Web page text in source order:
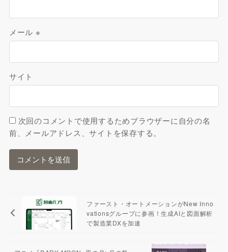
メール ※
サイト
次回のコメントで使用するためブラウザーに自分の名
前、メールアドレス、サイトを保存する。
ファースト・オートメーションがNew Inno
vationsグループに参画！生成AIと図面解析
で製造業DXを加速